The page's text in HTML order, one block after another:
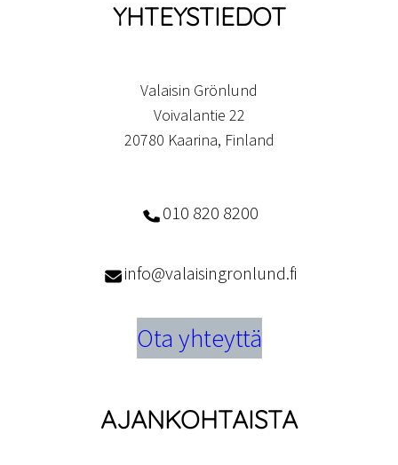
YHTEYSTIEDOT
Valaisin Grönlund
Voivalantie 22
20780 Kaarina, Finland
010 820 8200
info@valaisingronlund.fi
Ota yhteyttä
AJANKOHTAISTA